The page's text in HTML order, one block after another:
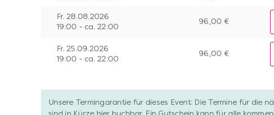
Fr. 28.08.2026
19:00 - ca. 22:00
96,00 €
Fr. 25.09.2026
19:00 - ca. 22:00
96,00 €
Unsere Termingarantie für dieses Event: Die Termine für die